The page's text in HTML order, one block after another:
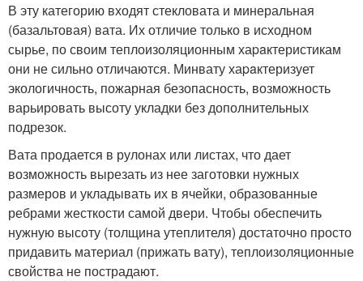
В эту категорию входят стекловата и минеральная
(базальтовая) вата. Их отличие только в исходном
сырье, по своим теплоизоляционным хаpaктеристикам
они не сильно отличаются. Минвату хаpaктеризует
экологичность, пожарная безопасность, возможность
варьировать высоту укладки без дополнительных
подрезок.
Вата продается в рулонах или листах, что дает
возможность вырезать из нее заготовки нужных
размеров и укладывать их в ячейки, образованные
ребрами жесткости самой двери. Чтобы обеспечить
нужную высоту (толщина утеплителя) достаточно просто
придавить материал (прижать вату), теплоизоляционные
свойства не пострадают.